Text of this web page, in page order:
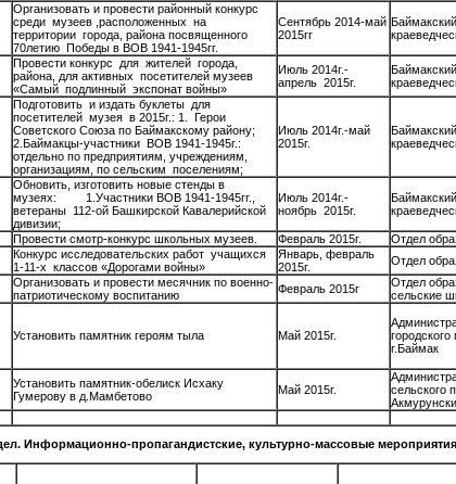
Организовать и провести районный конкурс
среди музеев ,расположенных на
территории города, района посвященного
70летию Победы в ВОВ 1941-1945гг.
Сентябрь 2014-май
2015гг
Провести конкурс для жителей города,
района, для активных посетителей музеев
«Самый подлинный экспонат войны»
Июль 2014г.-
апрель 2015г.
Подготовить и издать буклеты для
посетителей музея в 2015г.: 1. Герои
Советского Союза по Баймакскому району;
2.Баймакцы-участники ВОВ 1941-1945г.:
отдельно по предприятиям, учреждениям,
организациям, по сельским поселениям;
Июль 2014г.-май
2015г.
Обновить, изготовить новые стенды в
музеях: 1.Участники ВОВ 1941-1945гг.,
ветераны 112-ой Башкирской Кавалерийской
дивизии;
Июль 2014г.-
ноябрь 2015г.
Провести смотр-конкурс школьных музеев. Февраль 2015г. Отдел
Конкурс исследовательских работ учащихся
1-11-х классов «Дорогами войны»
Январь, февраль
2015г.
Отдел
Организовать и провести месячник по военно-
патриотическому воспитанию
Февраль 2015г
Отдел
сельские
Установить памятник героям тыла Май 2015г.
г.Баймак
Установить памятник-обелиск Исхаку
Гумерову в д.Мамбетово
Май 2015г.
сельского
Информационно-пропагандистские, культурно-массовые мероприятия